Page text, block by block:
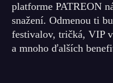
platforme PATREON
snažení. Odmenou ti
festivalov, tričká, VIP
a mnoho ďalších